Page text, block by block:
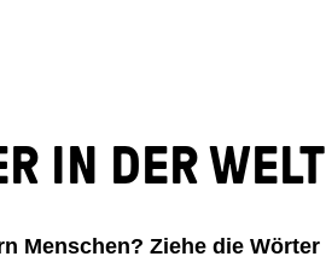
IN DER WELT